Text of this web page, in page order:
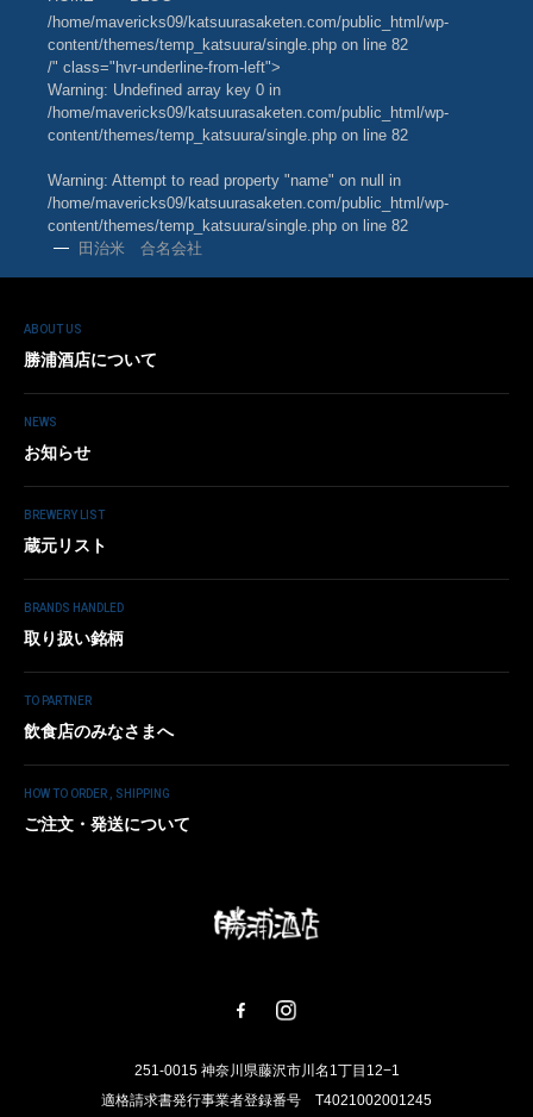
/home/mavericks09/katsuurasaketen.com/public_html/wp-
content/themes/temp_katsuura/single.php on line 82
/" class="hvr-underline-from-left">
Warning: Undefined array key 0 in
/home/mavericks09/katsuurasaketen.com/public_html/wp-
content/themes/temp_katsuura/single.php on line 82
Warning: Attempt to read property "name" on null in
/home/mavericks09/katsuurasaketen.com/public_html/wp-
content/themes/temp_katsuura/single.php on line 82
田治米 合名会社
251-0015 神奈川県藤沢市川名1丁目12−1
適格請求書発行事業者登録番号 T4021002001245
ABOUT US
勝浦酒店について
NEWS
お知らせ
BREWERY LIST
蔵元リスト
BRANDS HANDLED
取り扱い銘柄
TO PARTNER
飲食店のみなさまへ
HOW TO ORDER , SHIPPING
ご注文・発送について